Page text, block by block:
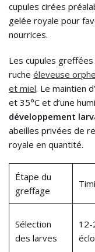
cupules cirées
gelée royale pour
nourrices.
Les cupules
ruche éleveuse
et miel. Le maintien
et 35°C et d’une
développement
abeilles privées de
royale en quantité.
Étape du
greffage
Sélection
des larves
12-